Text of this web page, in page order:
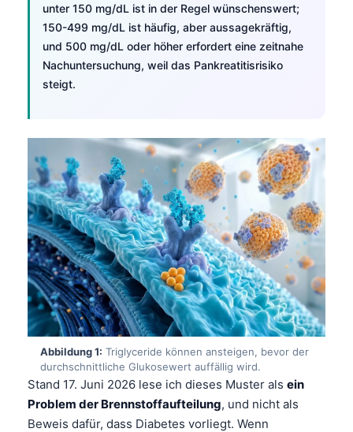
unter 150 mg/dL ist in der Regel wünschenswert;
150-499 mg/dL ist häufig, aber aussagekräftig,
und 500 mg/dL oder höher erfordert eine zeitnahe
Nachuntersuchung, weil das Pankreatitisrisiko
steigt.
Abbildung 1: Triglyceride können ansteigen, bevor der
durchschnittliche Glukosewert auffällig wird.
Stand 17. Juni 2026 lese ich dieses Muster als ein
Problem der Brennstoffaufteilung, und nicht als
Beweis dafür, dass Diabetes vorliegt. Wenn